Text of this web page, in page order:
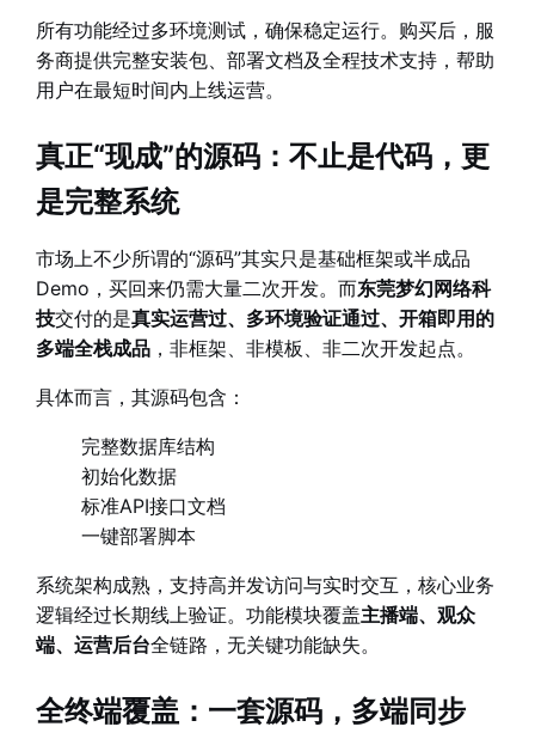
所有功能经过多环境测试，确保稳定运行。购买后，服
务商提供完整安装包、部署文档及全程技术支持，帮助
用户在最短时间内上线运营。
真正“现成”的源码：不止是代码，更
是完整系统
市场上不少所谓的“源码”其实只是基础框架或半成品
Demo，买回来仍需大量二次开发。而东莞梦幻网络科
技交付的是真实运营过、多环境验证通过、开箱即用的
多端全栈成品 ，非框架、非模板、非二次开发起点。
具体而言，其源码包含：
完整数据库结构
初始化数据
标准API接口文档
一键部署脚本
系统架构成熟，支持高并发访问与实时交互，核心业务
逻辑经过长期线上验证。功能模块覆盖主播端、观众
端、运营后台全链路，无关键功能缺失。
全终端覆盖：一套源码，多端同步